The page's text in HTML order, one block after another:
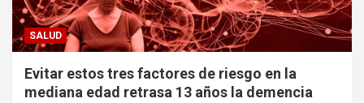
SALUD
Evitar estos tres factores de riesgo en la
mediana edad retrasa 13 años la demencia